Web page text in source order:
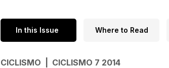
In this Issue Where to Read
CICLISMO | CICLISMO 7 2014